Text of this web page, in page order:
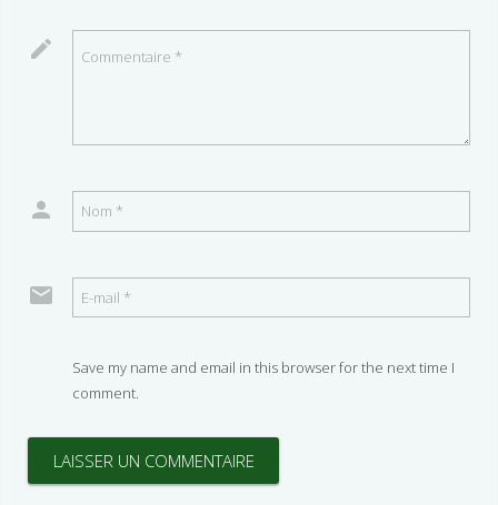
Save my name and email in this browser for the next time I
comment.
LAISSER UN COMMENTAIRE